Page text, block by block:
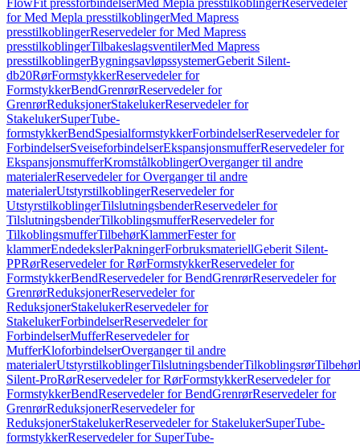
FlowFit pressforbindelserMed Mepla presstilkoblingerReservedeler
for Med Mepla presstilkoblingerMed Mapress
presstilkoblingerReservedeler for Med Mapress
presstilkoblingerTilbakeslagsventilerMed Mapress
presstilkoblingerBygningsavløpssystemerGeberit Silent-
db20RørFormstykkerReservedeler for
FormstykkerBendGrenrørReservedeler for
GrenrørReduksjonerStakelukerReservedeler for
StakelukerSuperTube-
formstykkerBendSpesialformstykkerForbindelserReservedeler for
ForbindelserSveiseforbindelserEkspansjonsmufferReservedeler for
EkspansjonsmufferKromstålkoblingerOverganger til andre
materialerReservedeler for Overganger til andre
materialerUtstyrstilkoblingerReservedeler for
UtstyrstilkoblingerTilslutningsbenderReservedeler for
TilslutningsbenderTilkoblingsmufferReservedeler for
TilkoblingsmufferTilbehørKlammerFester for
klammerEndedekslerPakningerForbruksmateriellGeberit Silent-
PPRørReservedeler for RørFormstykkerReservedeler for
FormstykkerBendReservedeler for BendGrenrørReservedeler for
GrenrørReduksjonerReservedeler for
ReduksjonerStakelukerReservedeler for
StakelukerForbindelserReservedeler for
ForbindelserMufferReservedeler for
MufferKloforbindelserOverganger til andre
materialerUtstyrstilkoblingerTilslutningsbenderTilkoblingsrørTilbehør
Silent-ProRørReservedeler for RørFormstykkerReservedeler for
FormstykkerBendReservedeler for BendGrenrørReservedeler for
GrenrørReduksjonerReservedeler for
ReduksjonerStakelukerReservedeler for StakelukerSuperTube-
formstykkerReservedeler for SuperTube-